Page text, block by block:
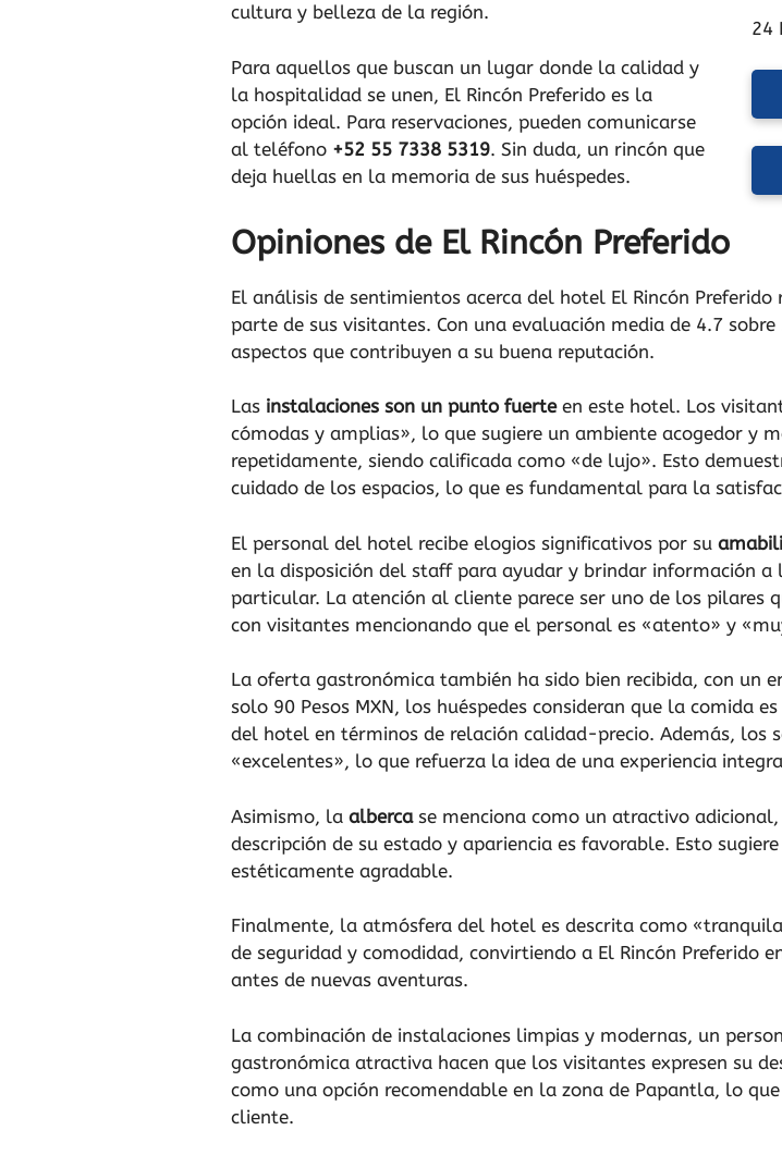
cultura y belleza de la región.
Para aquellos que buscan un lugar donde la calidad y
la hospitalidad se unen, El Rincón Preferido es la
opción ideal. Para reservaciones, pueden comunicarse
al teléfono +52 55 7338 5319. Sin duda, un rincón que
deja huellas en la memoria de sus huéspedes.
24
Opiniones de El Rincón Preferido
El análisis de sentimientos acerca del hotel El Rincón
parte de sus visitantes. Con una evaluación media de 4.7
aspectos que contribuyen a su buena reputación.
Las instalaciones son un punto fuerteen este hotel. Los
cómodas y amplias», lo que sugiere un ambiente acogedor y
repetidamente, siendo calificada como «de lujo». Esto
cuidado de los espacios, lo que es fundamental para la
El personal del hotel recibe elogios significativos por su
en la disposición del staff para ayudar y brindar información
particular. La atención al cliente parece ser uno de los pilares
con visitantes mencionando que el personal es «atento» y
La oferta gastronómica también ha sido bien recibida, con un
solo 90 Pesos MXN, los huéspedes consideran que la comida
del hotel en términos de relación calidad-precio. Además, los
«excelentes», lo que refuerza la idea de una experiencia
Asimismo, la albercase menciona como un atractivo
descripción de su estado y apariencia es favorable. Esto
estéticamente agradable.
Finalmente, la atmósfera del hotel es descrita como
de seguridad y comodidad, convirtiendo a El Rincón Preferido
antes de nuevas aventuras.
La combinación de instalaciones limpias y modernas, un
gastronómica atractiva hacen que los visitantes expresen su
como una opción recomendable en la zona de Papantla, lo
cliente.